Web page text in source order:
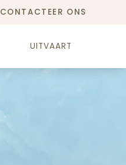
CONTACTEER ONS
UITVAART